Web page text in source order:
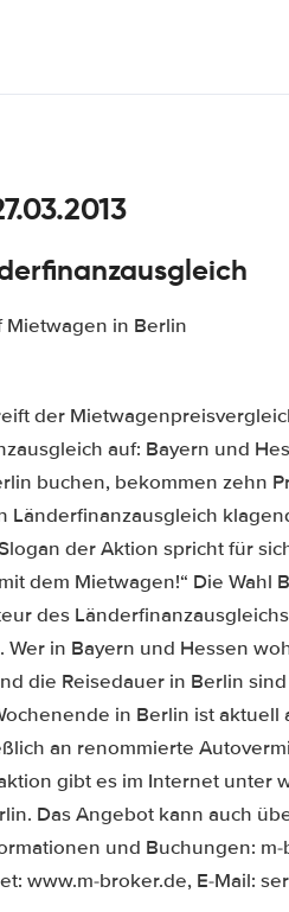
Mietwagen in Berlin
der
auf: Bayern und
buchen, bekommen zehn
der Aktion spricht für
dem Mietwagen!“ Die Wahl
des
in Bayern und Hessen
die Reisedauer in Berlin
in Berlin ist aktuell
an renommierte
gibt es im Internet unter
Das Angebot kann auch
und Buchungen:
www.m-broker.de, E-Mail: